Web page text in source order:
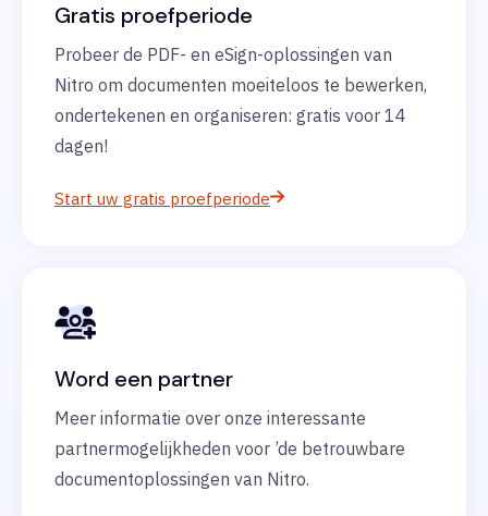
Gratis proefperiode
Probeer de PDF- en eSign-oplossingen van
Nitro om documenten moeiteloos te bewerken,
ondertekenen en organiseren: gratis voor 14
dagen!
Start uw gratis proefperiode
Word een partner
Meer informatie over onze interessante
partnermogelijkheden voor ’de betrouwbare
documentoplossingen van Nitro.